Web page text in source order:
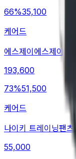
66%35,100
케어드
에스제이에스제이 미
193,600
73%51,500
케어드
나이키 트레이닝팬츠
55,000